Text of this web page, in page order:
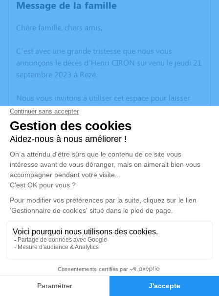
Faire-part Hommages
Message de la famille
Chère famille, chers amis,
C’est avec une grande tristesse que nous vous
annonçons le décès d’Henri CIRON survenu le jeudi 21
septembre 2023 à Rezé.
Nous vous invitons à utiliser cet espace pour laisser
vos condoléances, partager des photos souvenirs, une
anecdote ou exprimer vos pensées à travers des
poèmes ou des textes. Cet endroit est un lieu
d'expression dédié à honorer la mémoire d’Henri
CIRON.
Un service de plantation d’arbre hommage est
disponible ici
Cérémonie religieuse
Église Saint Vincent de Paul de Rezé
10 Rue Ernest Sauvestre